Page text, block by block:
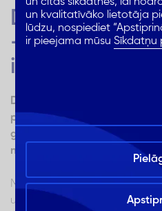
Divistabu
– kā aprēķināt
izmaksas?
Dzīvokļa remonts ir nopietns
protams, vēlamies pēc
gaidāmās izmaksas. Kādi
noteiktu nepieciešamo
Mūsu dzīves telpai ikdienā ir
uzturamies, atstāj milzīgu
un kvalitatīvāko lietotāja
lūdzu, nospiediet
ir pieejama mūsuSīkdatņu